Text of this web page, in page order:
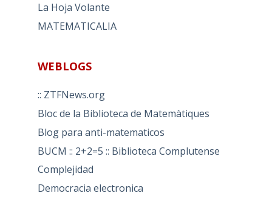
La Hoja Volante
MATEMATICALIA
WEBLOGS
:: ZTFNews.org
Bloc de la Biblioteca de Matemàtiques
Blog para anti-matematicos
BUCM :: 2+2=5 :: Biblioteca Complutense
Complejidad
Democracia electronica